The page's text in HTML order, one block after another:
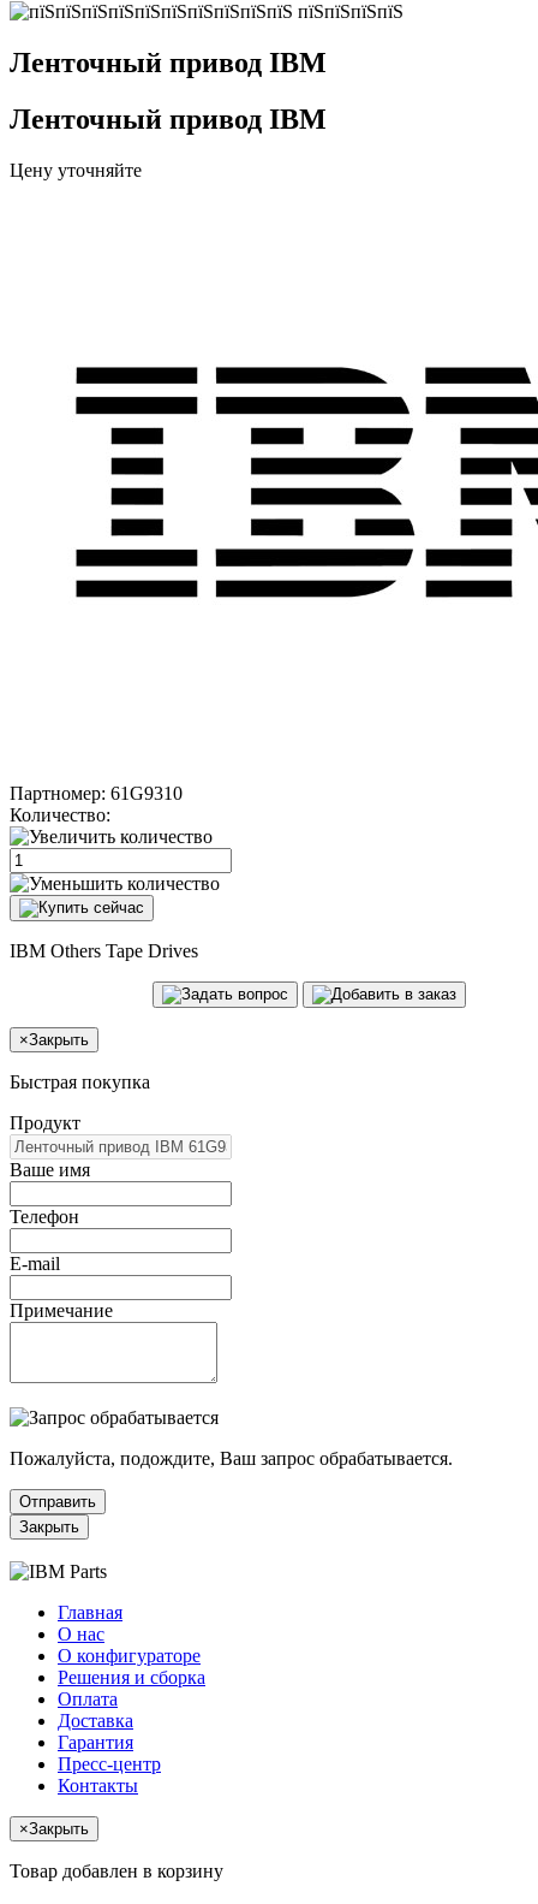
Ленточный привод IBM
Ленточный привод IBM
Цену уточняйте
Партномер: 61G9310
Количество:
IBM Others Tape Drives
×Закрыть
Быстрая покупка
Продукт
Ваше имя
Телефон
E-mail
Примечание
Пожалуйста, подождите, Ваш запрос обрабатывается.
Отправить
Закрыть
Главная
О нас
О конфигураторе
Решения и сборка
Оплата
Доставка
Гарантия
Пресс-центр
Контакты
×Закрыть
Товар добавлен в корзину